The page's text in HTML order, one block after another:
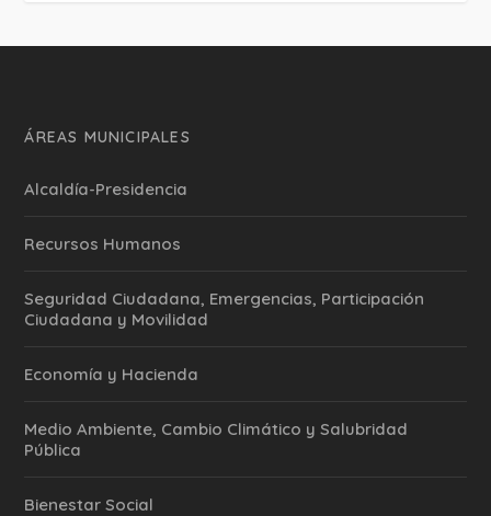
ÁREAS MUNICIPALES
Alcaldía-Presidencia
Recursos Humanos
Seguridad Ciudadana, Emergencias, Participación
Ciudadana y Movilidad
Economía y Hacienda
Medio Ambiente, Cambio Climático y Salubridad
Pública
Bienestar Social